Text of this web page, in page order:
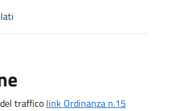
traffico link Ordinanza n.15